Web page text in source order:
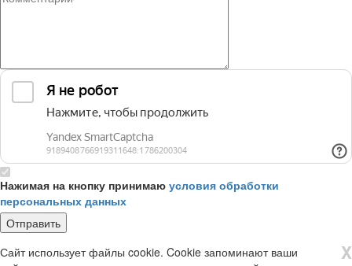
Нажимая на кнопку принимаю условия обработки
персональных данных
X
Сайт использует файлы cookie. Cookie запоминают ваши